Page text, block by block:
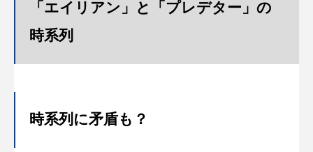
「エイリアン」と「プレデター」の
時系列
時系列に矛盾も？